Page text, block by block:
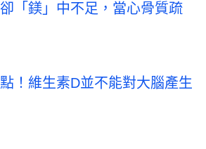
「鎂」中不足，當心骨質疏
！維生素D並不能對大腦產生